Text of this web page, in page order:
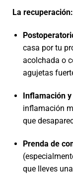
La recuperación:
casa por tu
acolchada o
agujetas
Inflamación
inflamación
que
Prenda de
que lleves